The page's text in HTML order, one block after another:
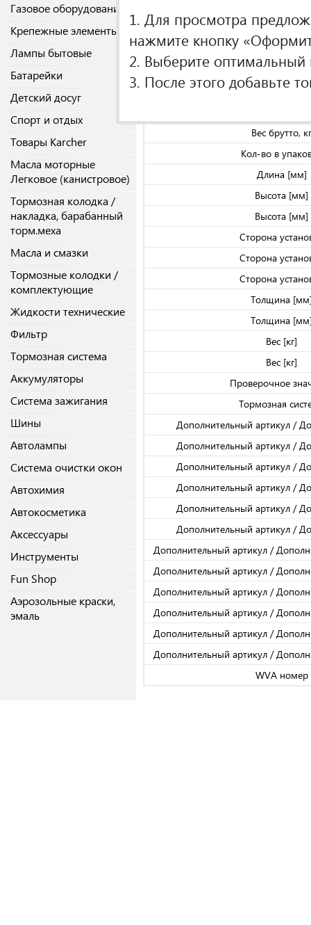
Газовое оборудование
Крепежные элементы
Лампы бытовые
Батарейки
Детский досуг
Спорт и отдых
Товары Karcher
Масла моторные
Легковое (канистровое)
Тормозная колодка /
накладка, барабанный
торм.меха
Масла и смазки
Тормозные колодки /
комплектующие
Жидкости технические
Фильтр
Тормозная система
Аккумуляторы
Система зажигания
Шины
Автолампы
Система очистки окон
Автохимия
Автокосметика
Аксессуары
Инструменты
Fun Shop
Аэрозольные краски,
эмаль
Аналоги(70) Original
О производителе
Вес брутто, кг
Кол-во в
Длина [мм]
Высота [мм]
Высота [мм]
Сторона
Сторона
Сторона
Толщина
Толщина
Вес [кг]
Вес [кг]
Проверочное
Тормозная
Дополнительный артикул /
Дополнительный артикул /
Дополнительный артикул /
Дополнительный артикул /
Дополнительный артикул /
Дополнительный артикул /
Дополнительный артикул /
Дополнительный артикул /
Дополнительный артикул /
Дополнительный артикул /
Дополнительный артикул /
Дополнительный артикул /
WVA номер
1. Для просмотра
нажмите кнопку
2. Выберите оптимальный
3. После этого добавьте